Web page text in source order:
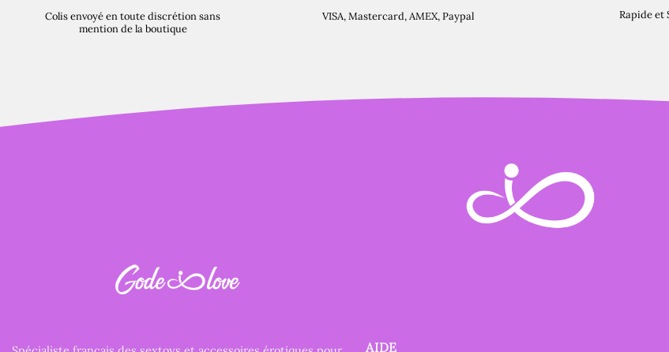
Colis envoyé en toute discrétion sans
mention de la boutique
VISA, Mastercard, AMEX, Paypal Rapide et
AIDE